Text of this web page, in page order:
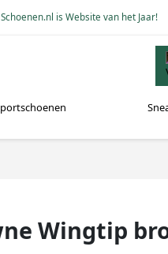
Schoenen.nl is Website van het Jaar!
Wingtip